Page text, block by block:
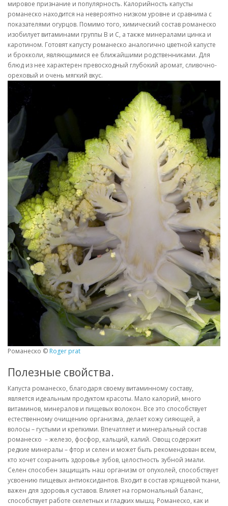
мировое признание и популярность. Калорийность капусты
романеско находится на невероятно низком уровне и сравнима с
показателями огурцов. Помимо того, химический состав романеско
изобилует витаминами группы В и С, а также минералами цинка и
каротином. Готовят капусту романеско аналогично цветной капусте
и брокколи, являющимися ее ближайшими родственниками. Для
блюд из нее характерен превосходный глубокий аромат, сливочно-
ореховый и очень мягкий вкус.
Романеско © Roger prat
Полезные свойства.
Капуста романеско, благодаря своему витаминному составу,
является идеальным продуктом красоты. Мало калорий, много
витаминов, минералов и пищевых волокон. Все это способствует
естественному очищению организма, делает кожу сияющей, а
волосы – густыми и крепкими. Впечатляет и минеральный состав
романеско – железо, фосфор, кальций, калий. Овощ содержит
редкие минералы – фтор и селен и может быть рекомендован всем,
кто хочет сохранить здоровье зубов, целостность зубной эмали.
Селен способен защищать наш организм от опухолей, способствует
усвоению пищевых антиоксидантов. Входит в состав хрящевой ткани,
важен для здоровья суставов. Влияет на гормональный баланс,
способствует работе скелетных и гладких мышц. Романеско, как и